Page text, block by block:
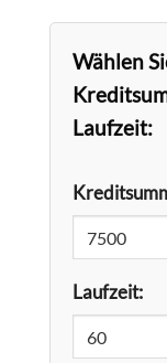
Wählen
Laufzeit:
Laufzeit: